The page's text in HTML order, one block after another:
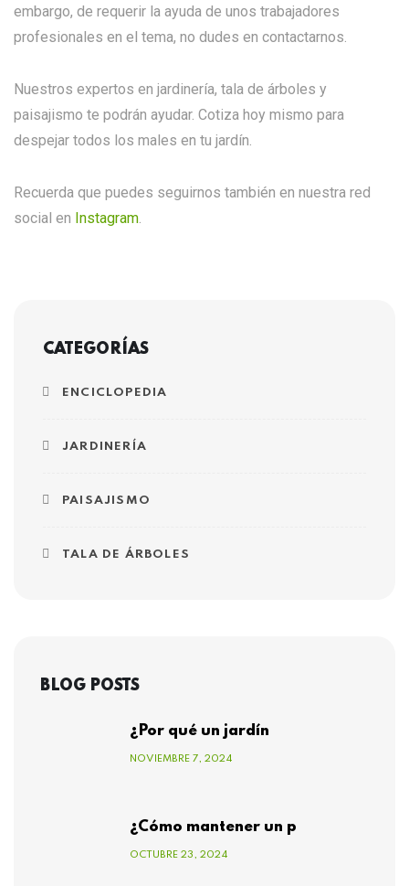
embargo, de requerir la ayuda de unos trabajadores
profesionales en el tema, no dudes en contactarnos.
Nuestros expertos en jardinería, tala de árboles y
paisajismo te podrán ayudar. Cotiza hoy mismo para
despejar todos los males en tu jardín.
Recuerda que puedes seguirnos también en nuestra red
social en Instagram.
CATEGORÍAS
ENCICLOPEDIA
JARDINERÍA
PAISAJISMO
TALA DE ÁRBOLES
BLOG POSTS
¿Por qué un jardín
NOVIEMBRE 7, 2024
¿Cómo mantener un p
OCTUBRE 23, 2024